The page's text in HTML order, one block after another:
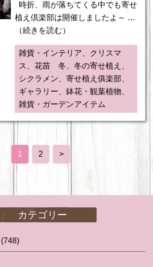
時折、雨が落ちてくる中でも寄せ
植え倶楽部は開催しましたよ～ …
（続きを読む）
雑貨・インテリア、クリスマ
ス、花苗 冬、冬の寄せ植え、
シクラメン、寄せ植え俱楽部、
ギャラリー、鉢花・観葉植物、
雑貨・ガーデンアイテム
1 2 >
カテゴリー
(748)